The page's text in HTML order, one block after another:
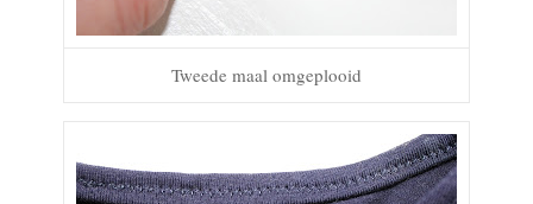
Tweede maal omgeplooid